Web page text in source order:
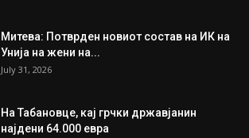
Митева: Потврден новиот состав на ИК на
Унија на жени на...
July 31, 2026
На Табановце, кај грчки државјанин
најдени 64.000 евра